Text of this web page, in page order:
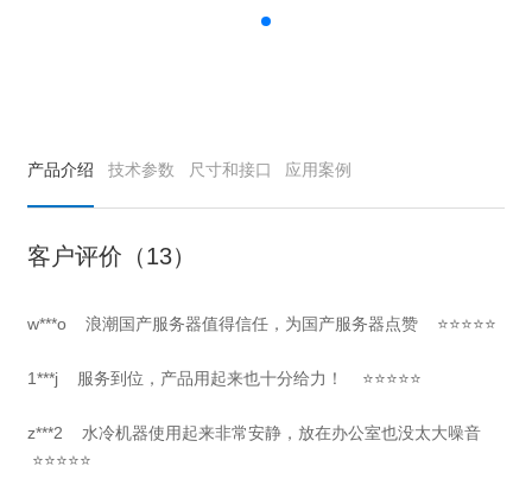
产品介绍 技术参数 尺寸和接口 应用案例
客户评价（13）
w***o 浪潮国产服务器值得信任，为国产服务器点赞 ⭐⭐⭐⭐⭐
1***j 服务到位，产品用起来也十分给力！ ⭐⭐⭐⭐⭐
z***2 水冷机器使用起来非常安静，放在办公室也没太大噪音
⭐⭐⭐⭐⭐